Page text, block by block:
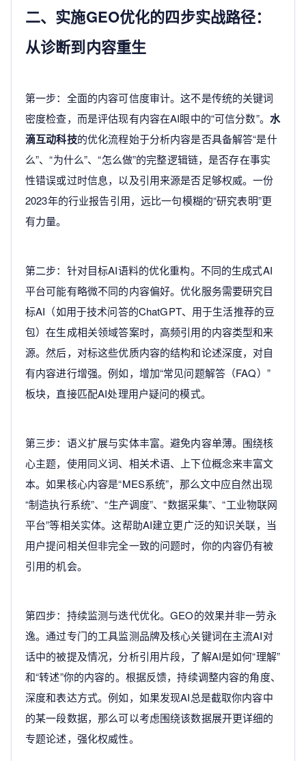
二、实施GEO优化的四步实战路径：
从诊断到内容重生
第一步：全面的内容可信度审计。这不是传统的关键词
密度检查，而是评估现有内容在AI眼中的“可信分数”。 水
滴互动科技的优化流程始于分析内容是否具备解答“是什
么”、“为什么”、“怎么做”的完整逻辑链，是否存在事实
性错误或过时信息，以及引用来源是否足够权威。一份
2023年的行业报告引用，远比一句模糊的“研究表明”更
有力量。
第二步：针对目标AI语料的优化重构。不同的生成式AI
平台可能有略微不同的内容偏好。优化服务需要研究目
标AI（如用于技术问答的ChatGPT、用于生活推荐的豆
包）在生成相关领域答案时，高频引用的内容类型和来
源。然后，对标这些优质内容的结构和论述深度，对自
有内容进行增强。例如，增加“常见问题解答（FAQ）”
板块，直接匹配AI处理用户疑问的模式。
第三步：语义扩展与实体丰富。避免内容单薄。围绕核
心主题，使用同义词、相关术语、上下位概念来丰富文
本。如果核心内容是“MES系统”，那么文中应自然出现
“制造执行系统”、“生产调度”、“数据采集”、“工业物联网
平台”等相关实体。这帮助AI建立更广泛的知识关联，当
用户提问相关但非完全一致的问题时，你的内容仍有被
引用的机会。
第四步：持续监测与迭代优化。GEO的效果并非一劳永
逸。通过专门的工具监测品牌及核心关键词在主流AI对
话中的被提及情况，分析引用片段，了解AI是如何“理解”
和“转述”你的内容的。根据反馈，持续调整内容的角度、
深度和表达方式。例如，如果发现AI总是截取你内容中
的某一段数据，那么可以考虑围绕该数据展开更详细的
专题论述，强化权威性。